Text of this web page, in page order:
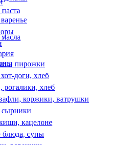
и пирожки
доги, хлеб
рогалики, хлеб
коржики, ватрушки
кацелоне
блюда, супы